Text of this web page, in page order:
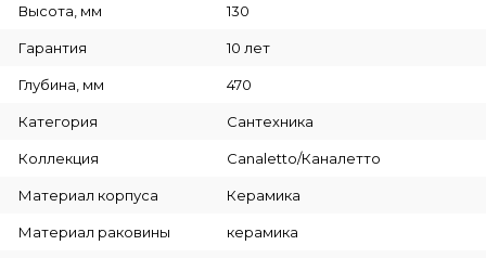
Высота, мм 130
Гарантия 10 лет
Глубина, мм 470
Категория Сантехника
Коллекция Canaletto/Каналетто
Материал корпуса Керамика
Материал раковины керамика